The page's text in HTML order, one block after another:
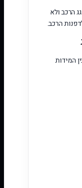
הרכב ולא
הרכב.
המידות